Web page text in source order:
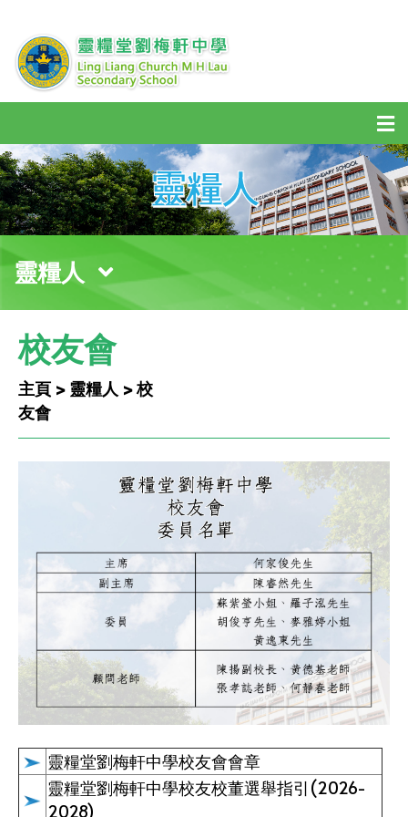
靈糧人
靈糧人
校友會
主頁 > 靈糧人 > 校
友會
靈糧堂劉梅軒中學校友會會章
靈糧堂劉梅軒中學校友校董選舉指引(2026-
2028)